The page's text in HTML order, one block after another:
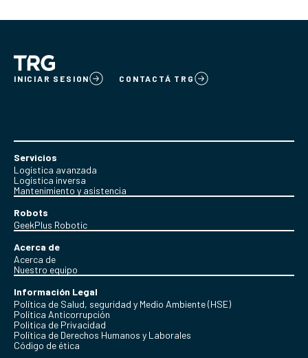
INICIAR SESION CONTACTÁ TRG
Servicios
Logística avanzada
Logística inversa
Mantenimiento y asistencia
Robots
GeekPlus Robotic
Acerca de
Acerca de
Nuestro equipo
Información Legal
Política de Salud, seguridad y Medio Ambiente (HSE)
Política Anticorrupción
Politica de Privacidad
Política de Derechos Humanos y Laborales
Código de ética